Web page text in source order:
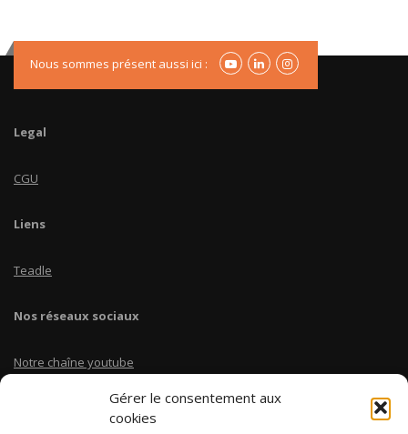
Gérer le consentement aux
cookies
Nous sommes présent aussi ici :
Legal
CGU
Liens
Teadle
Nos réseaux sociaux
Notre chaîne youtube